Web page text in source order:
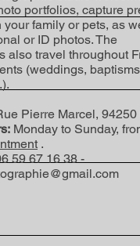
par mail ou téléphone.
L’équipement
et
comment
portfolios, capture
your family or pets, as
or ID photos. The
also travel throughout
(weddings,
Pierre Marcel,
Monday to Sunday,
.
59 67 16 38 -